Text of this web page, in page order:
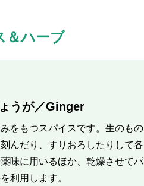
＆ハーブ
うが／Ginger
をもつスパイスです。生のもの
んだり、すりおろしたりして各
味に用いるほか、乾燥させてパ
利用します。